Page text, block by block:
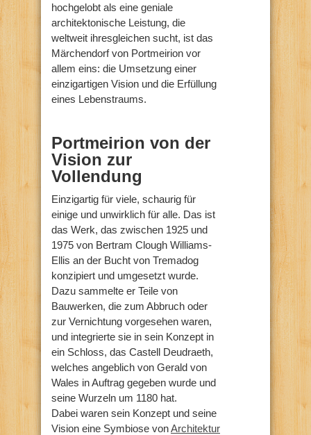
hochgelobt als eine geniale
architektonische Leistung, die
weltweit ihresgleichen sucht, ist das
Märchendorf von Portmeirion vor
allem eins: die Umsetzung einer
einzigartigen Vision und die Erfüllung
eines Lebenstraums.
Portmeirion von der
Vision zur
Vollendung
Einzigartig für viele, schaurig für
einige und unwirklich für alle. Das ist
das Werk, das zwischen 1925 und
1975 von Bertram Clough Williams-
Ellis an der Bucht von Tremadog
konzipiert und umgesetzt wurde.
Dazu sammelte er Teile von
Bauwerken, die zum Abbruch oder
zur Vernichtung vorgesehen waren,
und integrierte sie in sein Konzept in
ein Schloss, das Castell Deudraeth,
welches angeblich von Gerald von
Wales in Auftrag gegeben wurde und
seine Wurzeln um 1180 hat.
Dabei waren sein Konzept und seine
Vision eine Symbiose vonArchitektur